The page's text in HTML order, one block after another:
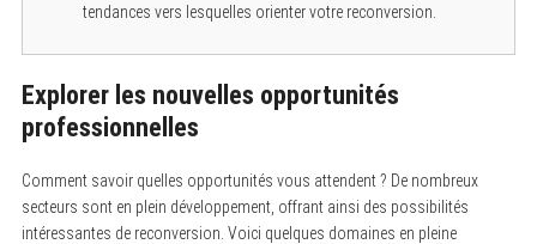
tendances vers lesquelles orienter votre reconversion.
Explorer les nouvelles opportunités
professionnelles
Comment savoir quelles opportunités vous attendent ? De nombreux
secteurs sont en plein développement, offrant ainsi des possibilités
intéressantes de reconversion. Voici quelques domaines en pleine